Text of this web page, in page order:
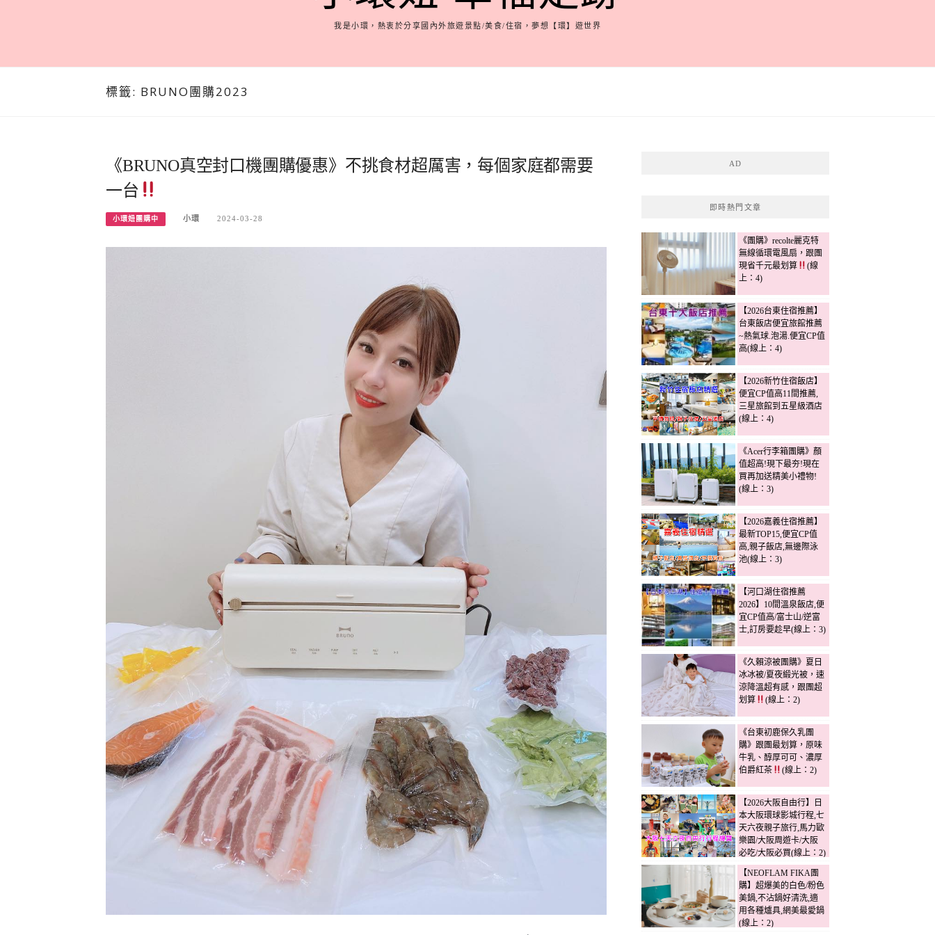
我是小環，熱衷於分享國內外旅遊景點/美食/住宿，夢想【環】遊世界
標籤: BRUNO團購2023
《BRUNO真空封口機團購優惠》不挑食材超厲害，每個家庭都需要
一台
小環妞團購中 小環 2024-03-28
AD
即時熱門文章
《團購》recolte麗克特
無線循環電風扇，跟團
現省千元最划算
(線
上：4)
【2026台東住宿推薦】
台東飯店便宜旅館推薦
~熱氣球.泡湯.便宜CP值
高(線上：4)
【2026新竹住宿飯店】
便宜CP值高11間推薦,
三星旅館到五星級酒店
(線上：4)
《Acer行李箱團購》顏
值超高!現下最夯!現在
買再加送精美小禮物!
(線上：3)
【2026嘉義住宿推薦】
最新TOP15,便宜CP值
高,親子飯店,無邊際泳
池(線上：3)
【河口湖住宿推薦
2026】10間溫泉飯店,便
宜CP值高/富士山/逆富
士,訂房要趁早(線上：3)
《久賴涼被團購》夏日
冰冰被/夏夜緞光被，速
涼降溫超有感，跟團超
划算
(線上：2)
《台東初鹿保久乳團
購》跟團最划算，原味
牛乳、醇厚可可、濃厚
伯爵紅茶
(線上：2)
【2026大阪自由行】日
本大阪環球影城行程,七
天六夜親子旅行,馬力歐
樂園/大阪周遊卡/大阪
必吃/大阪必買(線上：2)
【NEOFLAM FIKA團
購】超爆美的白色/粉色
美鍋,不沾鍋好清洗,適
用各種爐具,網美最愛鍋
(線上：2)